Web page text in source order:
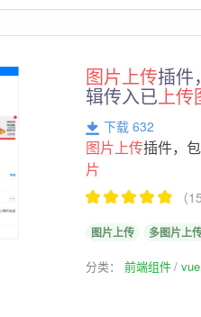
图片上传插件
辑传入已上传
下载 632
图片上传插件，
片
（
图片上传 多图片上
分类：前端组件